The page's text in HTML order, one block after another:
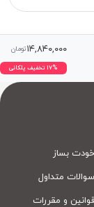
۱۴,۸۴۰,۰۰۰تومان
۱۷% تخفیف پلکانی
خودت بساز
سوالات متداول
قوانین و مقررات